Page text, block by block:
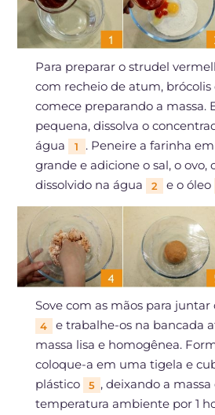
Para preparar o strudel
com recheio de atum, brócolis
comece preparando a massa.
pequena, dissolva o
água
1
. Peneire a farinha
grande e adicione o sal, o ovo,
dissolvido na água
2 e o óleo
Sove com as mãos para
4
e trabalhe-os na bancada
massa lisa e homogênea.
coloque-a em uma tigela e
plástico
5 , deixando a
temperatura ambiente por 1